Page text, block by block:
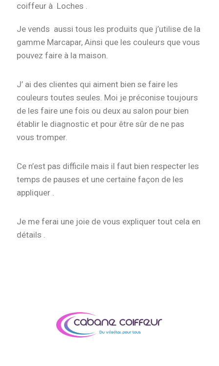
coiffeur à Loches .
Je vends aussi tous les produits que j’utilise de la
gamme Marcapar, Ainsi que les couleurs que vous
pouvez faire à la maison.
J’ ai des clientes qui aiment bien se faire les
couleurs toutes seules. Moi je préconise toujours
de les faire une fois ou deux au salon pour bien
établir le diagnostic et pour être sûr de ne pas
vous tromper.
Ce n’est pas difficile mais il faut bien respecter les
temps de pauses et une certaine façon de les
appliquer .
Je me ferai une joie de vous expliquer tout cela en
détails .